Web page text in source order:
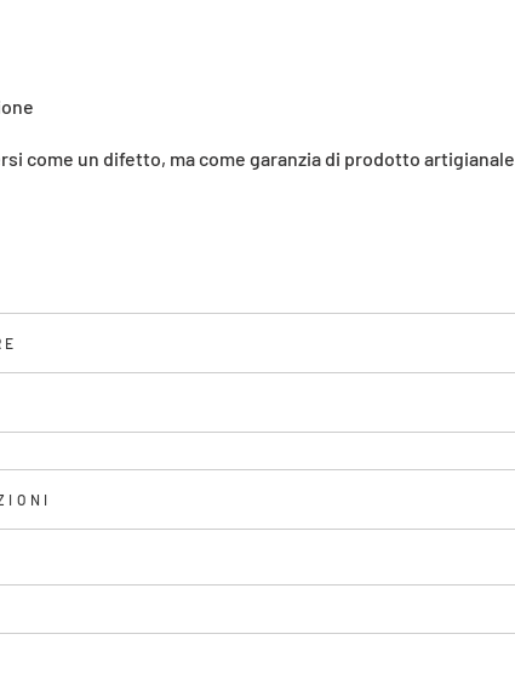
come un difetto, ma come garanzia di prodotto artigianale